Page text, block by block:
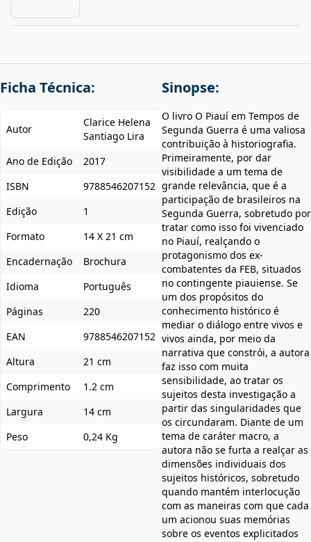
Ficha Técnica:
Autor
Clarice Helena
Santiago Lira
Ano de Edição
2017
ISBN
9788546207152
Edição
1
Formato
14 X 21 cm
Encadernação
Brochura
Idioma
Português
Páginas
220
EAN
9788546207152
Altura
21 cm
Comprimento
1.2 cm
Largura
14 cm
Peso
0,24 Kg
Sinopse:
O livro O Piauí em Tempos de
Segunda Guerra é uma valiosa
contribuição à historiografia.
Primeiramente, por dar
visibilidade a um tema de
grande relevância, que é a
participação de brasileiros na
Segunda Guerra, sobretudo por
tratar como isso foi vivenciado
no Piauí, realçando o
protagonismo dos ex-
combatentes da FEB, situados
no contingente piauiense. Se
um dos propósitos do
conhecimento histórico é
mediar o diálogo entre vivos e
vivos ainda, por meio da
narrativa que constrói, a autora
faz isso com muita
sensibilidade, ao tratar os
sujeitos desta investigação a
partir das singularidades que
os circundaram. Diante de um
tema de caráter macro, a
autora não se furta a realçar as
dimensões individuais dos
sujeitos históricos, sobretudo
quando mantém interlocução
com as maneiras com que cada
um acionou suas memórias
sobre os eventos explicitados